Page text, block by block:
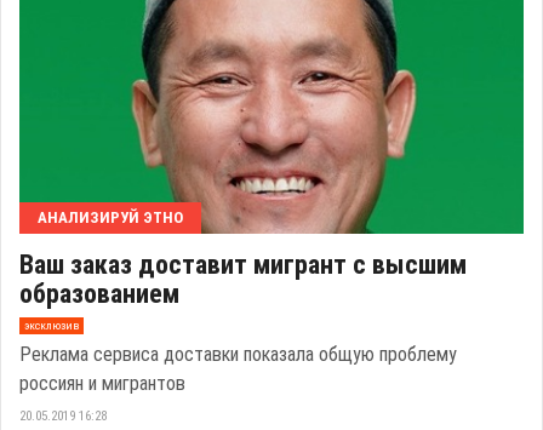
АНАЛИЗИРУЙ ЭТНО
Ваш заказ доставит мигрант с высшим
образованием
эксклюзив
Реклама сервиса доставки показала общую проблему
россиян и мигрантов
20.05.2019 16:28